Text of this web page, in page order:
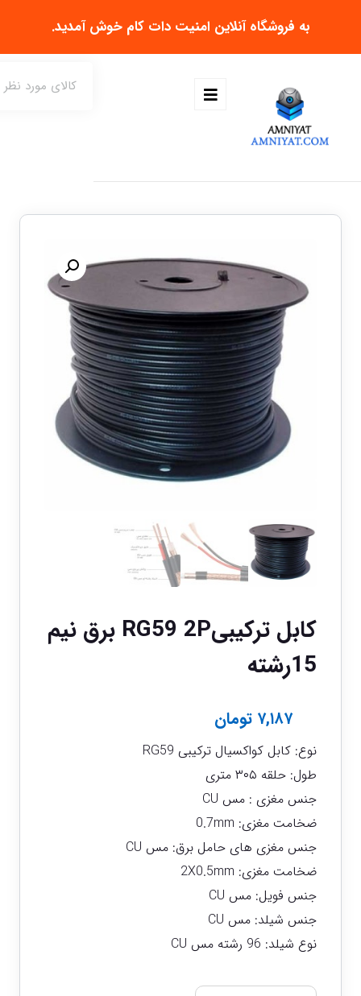
به فروشگاه آنلاین امنیت دات کام خوش آمدید.
کابل ترکیبیRG59 2P برق نیم
15رشته
۷,۱۸۷ تومان
نوع: کابل کواکسیال ترکیبی RG59
طول: حلقه ۳۰۵ متری
جنس مغزی : مس CU
ضخامت مغزی: 0.7mm
جنس مغزی های حامل برق: مس CU
ضخامت مغزی: 2X0.5mm
جنس فویل: مس CU
جنس شیلد: مس CU
نوع شیلد: 96 رشته مس CU